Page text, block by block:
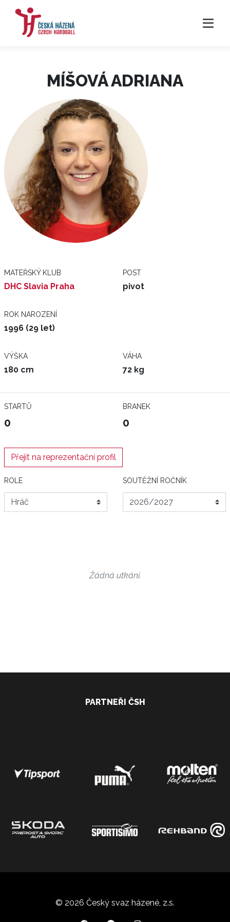
MÍŠOVÁ ADRIANA
MATEŘSKÝ KLUB
DHC Slavia Praha
POST
pivot
ROK NAROZENÍ
1996 (29 let)
VÝŠKA
180 cm
VÁHA
72 kg
STARTŮ
0
BRANEK
0
Přejít na reprezentační profil
ROLE SOUTĚŽNÍ ROČNÍK
Žádná utkání.
PARTNEŘI ČSH
© 2026 Český svaz házené, z.s.